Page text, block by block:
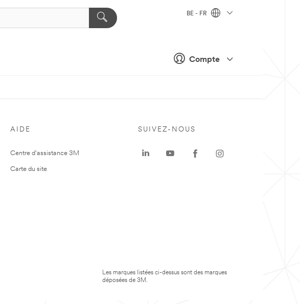
Compte
BE - FR
AIDE
Centre d'assistance 3M
Carte du site
SUIVEZ-NOUS
Les marques listées ci-dessus sont des marques
déposées de 3M.